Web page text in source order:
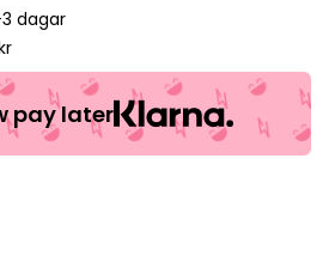
dagar
pay later